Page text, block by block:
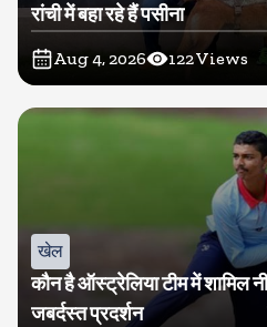
रांची में बहा रहे हैं पसीना
Aug 4, 2026 122Views
खेल
कौन है ऑस्ट्रेलिया टीम में शामिल
जबर्दस्त प्रदर्शन